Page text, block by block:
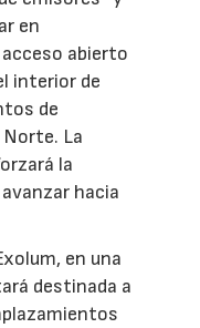
en
abierto
interior de
de
La
la
hacia
en una
destinada a